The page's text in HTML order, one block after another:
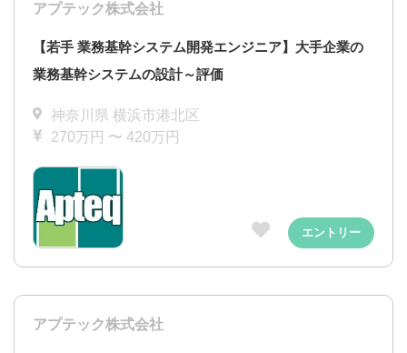
アプテック株式会社
【若手 業務基幹システム開発エンジニア】大手企業の
業務基幹システムの設計～評価
神奈川県 横浜市港北区
270万円 〜 420万円
エントリー
アプテック株式会社